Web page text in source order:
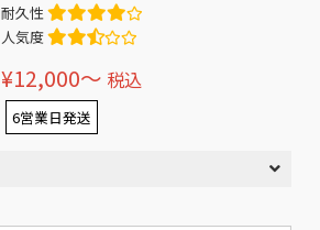
耐久性
人気度
¥12,000〜 税込
6営業日発送